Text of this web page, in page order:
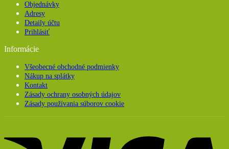
môžete
vybrať
produktu.
Objednávky
Adresy
Detaily účtu
Prihlásiť
Informácie
Všeobecné obchodné podmienky
Nákup na splátky
Kontakt
Zásady ochrany osobných údajov
Zásady používania súborov cookie